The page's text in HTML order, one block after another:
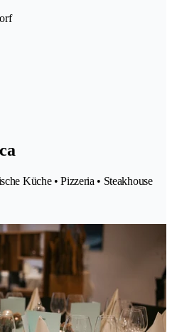
Küche • Pizzeria • Steakhouse